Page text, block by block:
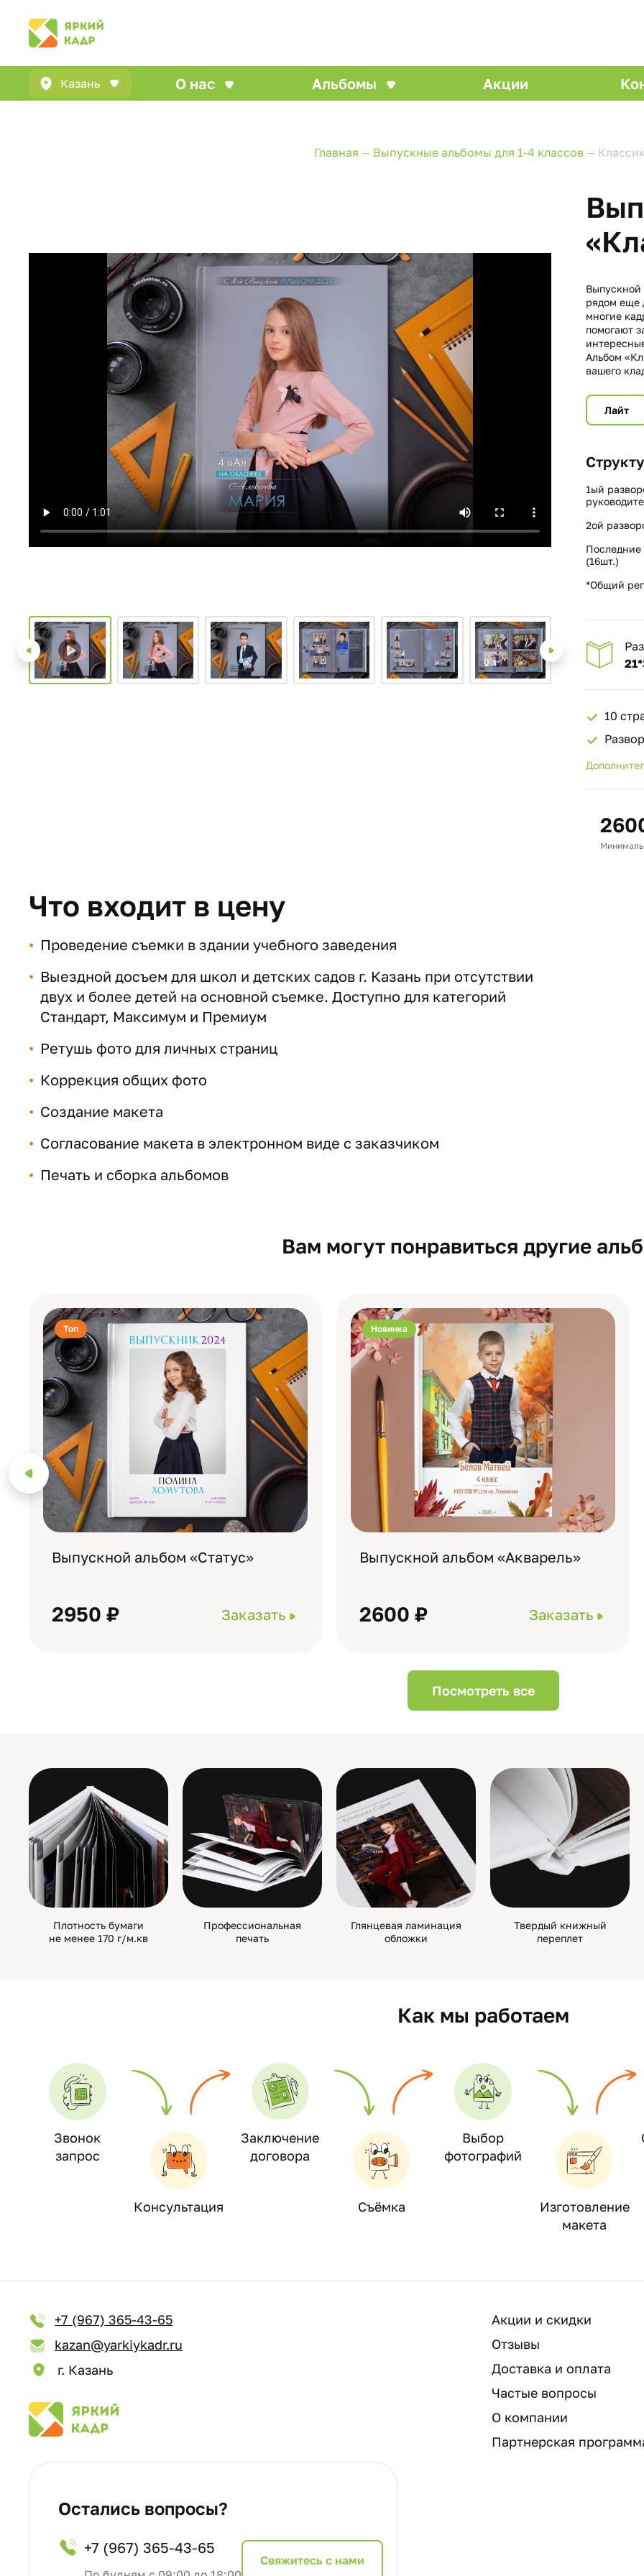
Казань О нас Альбомы Акции
Главная — Выпускные альбомы для 1-4 классов —
Выпускной
рядом еще
многие
помогают
Альбом
вашего
Лайт
1ый
2ой
Последние
(16шт.)
*Общий
10
Что входит в цену
Проведение съемки в здании учебного заведения
Выездной досъем для школ и детских садов г. Казань при отсутствии
двух и более детей на основной съемке. Доступно для категорий
Стандарт, Максимум и Премиум
Ретушь фото для личных страниц
Коррекция общих фото
Создание макета
Согласование макета в электронном виде с заказчиком
Печать и сборка альбомов
Вам могут понравиться другие
Топ
Выпускной альбом «Статус»
2950 ₽ Заказать
Новинка
Выпускной альбом «Акварель»
2600 ₽ Заказать
Посмотреть все
Плотность бумаги
не менее 170 г/м.кв
Профессиональная
печать
Глянцевая ламинация
обложки
Твердый книжный
переплет
Как мы работаем
Звонок
запрос
Консультация
Заключение
договора
Съёмка
Выбор
фотографий
Изготовление
макета
+7 (967) 365-43-65
kazan@yarkiykadr.ru
г. Казань
Акции и скидки
Отзывы
Доставка и оплата
Частые вопросы
О компании
Партнерская
Остались вопросы?
+7 (967) 365-43-65
Cвяжитесь с нами